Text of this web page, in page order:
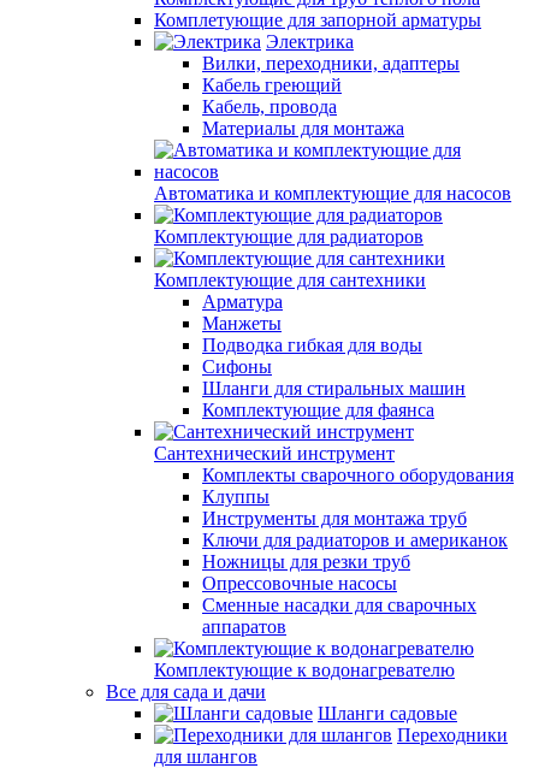
Комплетующие для запорной арматуры
Электрика
Вилки, переходники, адаптеры
Кабель греющий
Кабель, провода
Материалы для монтажа
Автоматика и комплектующие для насосов
Комплектующие для радиаторов
Комплектующие для сантехники
Арматура
Манжеты
Подводка гибкая для воды
Сифоны
Шланги для стиральных машин
Комплектующие для фаянса
Сантехнический инструмент
Комплекты сварочного оборудования
Клуппы
Инструменты для монтажа труб
Ключи для радиаторов и американок
Ножницы для резки труб
Опрессовочные насосы
Сменные насадки для сварочных
аппаратов
Комплектующие к водонагревателю
Все для сада и дачи
Шланги садовые
Переходники
для шлангов